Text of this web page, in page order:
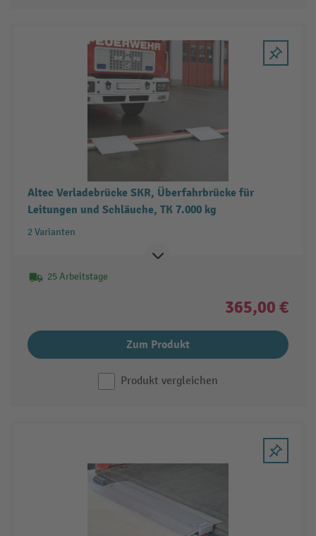
Altec Verladebrücke SKR, Überfahrbrücke für
Leitungen und Schläuche, TK 7.000 kg
2 Varianten
25 Arbeitstage
365,00 €
Zum Produkt
Produkt vergleichen